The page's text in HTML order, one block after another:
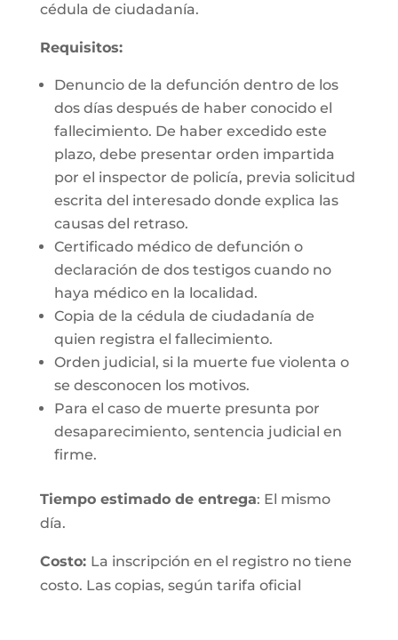
cédula de ciudadanía.
Requisitos:
Denuncio de la defunción dentro de los
dos días después de haber conocido el
fallecimiento. De haber excedido este
plazo, debe presentar orden impartida
por el inspector de policía, previa solicitud
escrita del interesado donde explica las
causas del retraso.
Certificado médico de defunción o
declaración de dos testigos cuando no
haya médico en la localidad.
Copia de la cédula de ciudadanía de
quien registra el fallecimiento.
Orden judicial, si la muerte fue violenta o
se desconocen los motivos.
Para el caso de muerte presunta por
desaparecimiento, sentencia judicial en
firme.
Tiempo estimado de entrega: El mismo
día.
Costo: La inscripción en el registro no tiene
costo. Las copias, según tarifa oficial